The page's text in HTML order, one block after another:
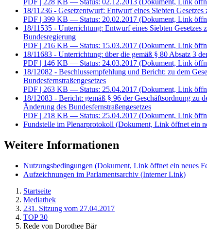
PDF | 228 KB — Status: 02.12.2013 (Dokument, Link
18/11236 - Gesetzentwurf: Entwurf eines Siebten
PDF | 399 KB — Status: 20.02.2017 (Dokument, Link
18/11535 - Unterrichtung: Entwurf eines Siebten Gesetzes
Bundesregierung
PDF | 216 KB — Status: 15.03.2017 (Dokument, Link
18/11683 - Unterrichtung: über die gemäß § 80 Absatz 3
PDF | 146 KB — Status: 24.03.2017 (Dokument, Link
18/12082 - Beschlussempfehlung und Bericht: zu dem
Bundesfernstraßengesetzes
PDF | 263 KB — Status: 25.04.2017 (Dokument, Link
18/12083 - Bericht: gemäß § 96 der Geschäftsordnung zu
Änderung des Bundesfernstraßengesetzes
PDF | 218 KB — Status: 25.04.2017 (Dokument, Link
Fundstelle im Plenarprotokoll (Dokument, Link öffnet ein
Weitere Informationen
Nutzungsbedingungen (Dokument, Link öffnet ein neues
Aufzeichnungen im Parlamentsarchiv (Interner Link)
Startseite
Mediathek
231. Sitzung vom 27.04.2017
TOP 30
Rede von Dorothee Bär